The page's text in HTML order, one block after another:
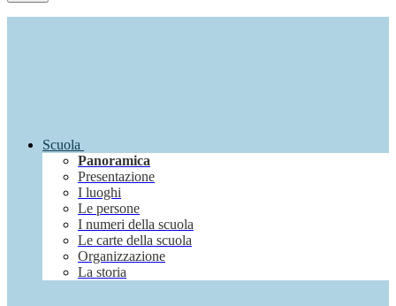
Scuola
Panoramica
Presentazione
I luoghi
Le persone
I numeri della scuola
Le carte della scuola
Organizzazione
La storia